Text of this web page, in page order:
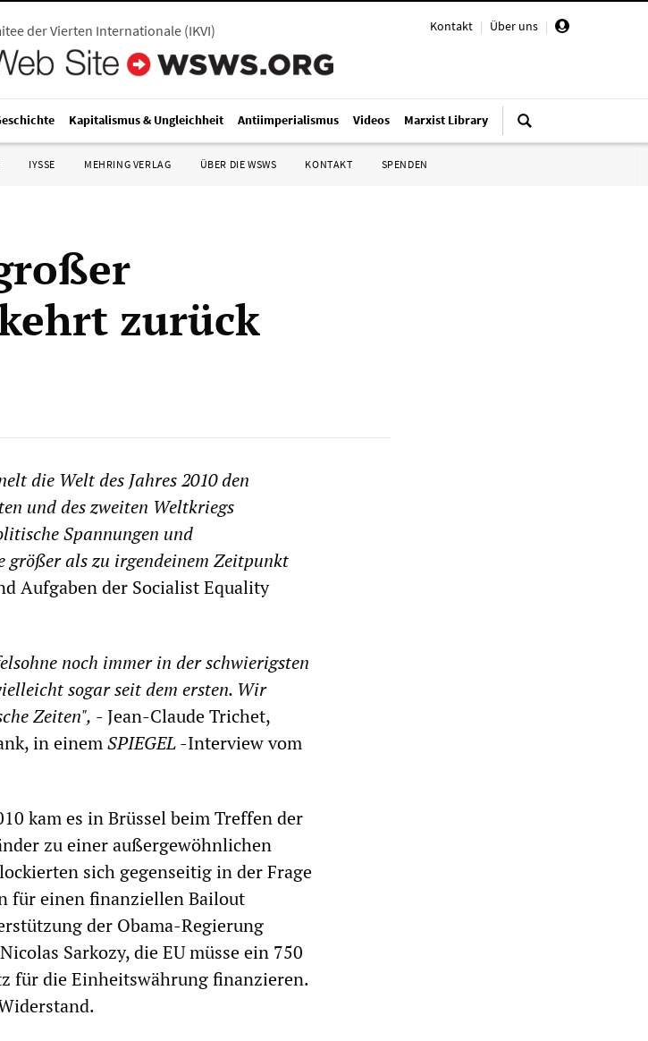
Kontakt | Über uns |
der Vierten Internationale(IKVI)
Kapitalismus & Ungleichheit Antiimperialismus Videos Marxist Library
IYSSE MEHRING VERLAG ÜBER DIE WSWS KONTAKT SPENDEN
zurück
die Welt des Jahres 2010 den
und des zweiten Weltkriegs
Spannungen und
als zu irgendeinem Zeitpunkt
Aufgaben der Socialist Equality
noch immer in der schwierigsten
sogar seit dem ersten. Wir
Zeiten", - Jean-Claude Trichet,
in einemSPIEGEL-Interview vom
kam es in Brüssel beim Treffen der
zu einer außergewöhnlichen
sich gegenseitig in der Frage
für einen finanziellen Bailout
der Obama-Regierung
Sarkozy, die EU müsse ein 750
für die Einheitswährung finanzieren.